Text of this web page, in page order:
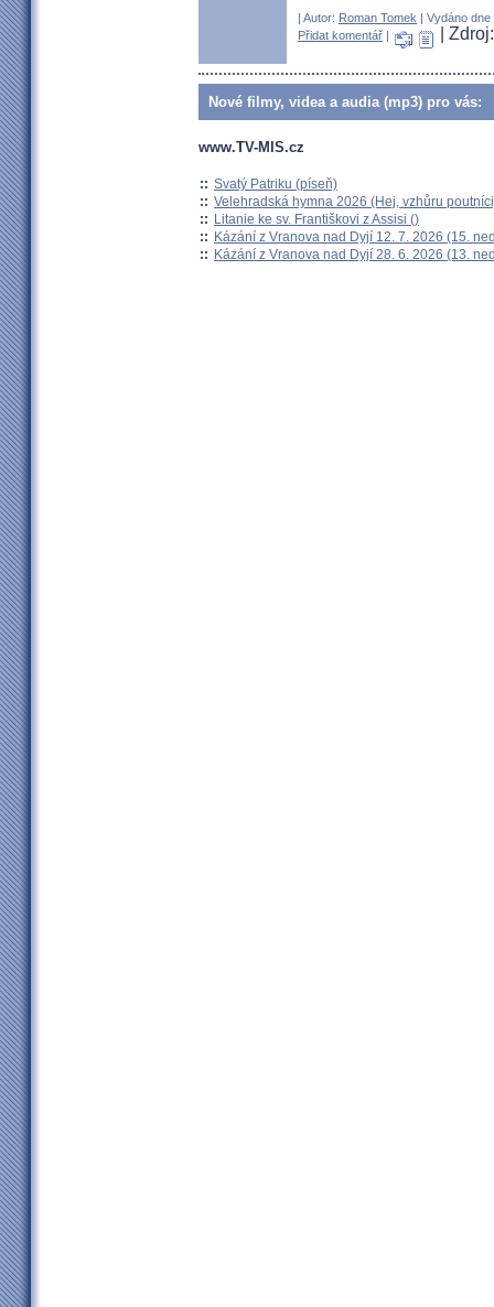
| Autor: Roman Tomek | Vydáno
Přidat komentář | |
Nové filmy, videa a audia (mp3) pro vás:
www.TV-MIS.cz
:: Svatý Patriku (píseň)
:: Velehradská hymna 2026 (Hej, vzhůru
:: Litanie ke sv. Františkovi z Assisi ()
:: Kázání z Vranova nad Dyjí 12. 7. 2026 (15.
:: Kázání z Vranova nad Dyjí 28. 6. 2026 (13.